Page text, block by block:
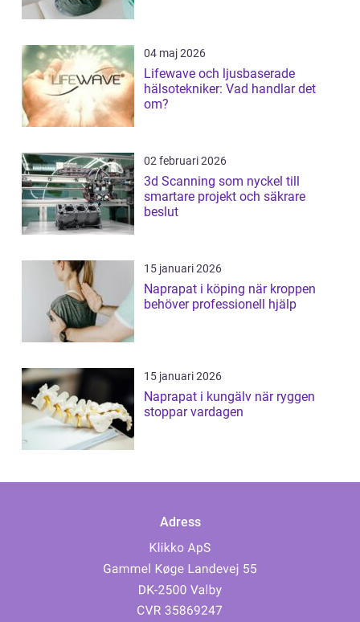
04 maj 2026
Lifewave och ljusbaserade
hälsotekniker: Vad handlar det
om?
02 februari 2026
3d Scanning som nyckel till
smartare projekt och säkrare
beslut
15 januari 2026
Naprapat i köping när kroppen
behöver professionell hjälp
15 januari 2026
Naprapat i kungälv när ryggen
stoppar vardagen
Adress